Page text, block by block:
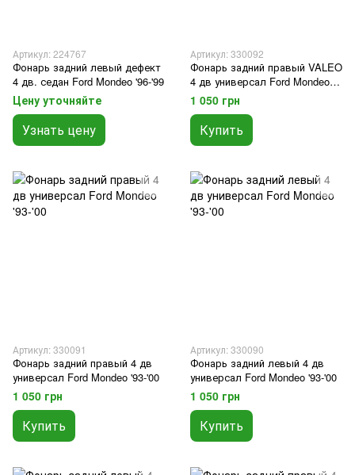
Артикул: 224767
Фонарь задний левый дефект
4 дв. седан Ford Mondeo '96-'99
Цену уточняйте
Узнать цену
Артикул: 330092
Фонарь задний правый VALEO
4 дв универсал Ford Mondeo
'93-'00
1 050 грн
Купить
Артикул: 330091
Фонарь задний правый 4 дв
универсал Ford Mondeo '93-'00
1 050 грн
Купить
Артикул: 330090
Фонарь задний левый 4 дв
универсал Ford Mondeo '93-'00
1 050 грн
Купить